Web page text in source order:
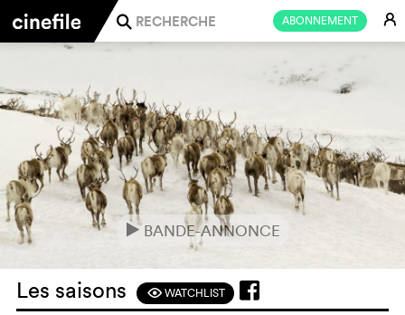
ABONNEMENT E
j
eBANDE-ANNONCE
Les saisons FWATCHLIST